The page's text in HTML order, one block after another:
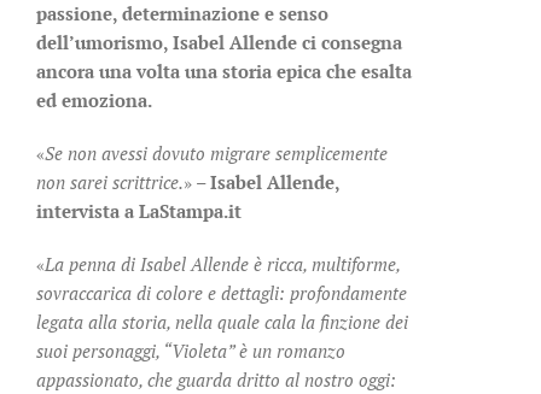
passione, determinazione e senso
dell’umorismo, Isabel Allende ci consegna
ancora una volta una storia epica che esalta
ed emoziona.
«Se non avessi dovuto migrare semplicemente
non sarei scrittrice.» –Isabel Allende,
intervista a LaStampa.it
«La penna di Isabel Allende è ricca, multiforme,
sovraccarica di colore e dettagli: profondamente
legata alla storia, nella quale cala la finzione dei
suoi personaggi, “Violeta” è un romanzo
appassionato, che guarda dritto al nostro oggi: